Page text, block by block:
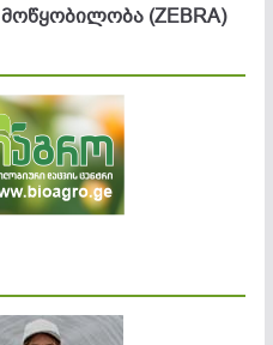
მოწყობილობა (ZEBRA)